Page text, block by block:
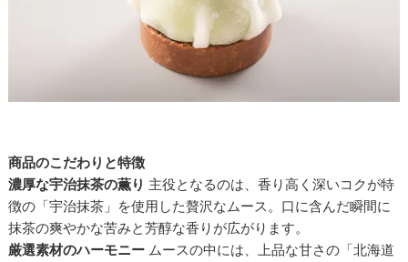
商品のこだわりと特徴
濃厚な宇治抹茶の薫り 主役となるのは、香り高く深いコクが特
徴の「宇治抹茶」を使用した贅沢なムース。口に含んだ瞬間に
抹茶の爽やかな苦みと芳醇な香りが広がります。
厳選素材のハーモニー ムースの中には、上品な甘さの「北海道